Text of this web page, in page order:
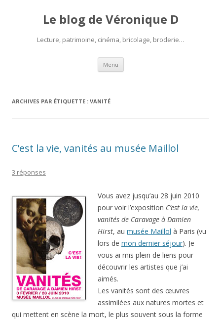
Le blog de Véronique D
Lecture, patrimoine, cinéma, bricolage, broderie…
Menu Aller
contenu
ARCHIVES PAR ÉTIQUETTE : VANITÉ
C’est la vie, vanités au musée Maillol
3 réponses
Vous avez jusqu’au 28 juin 2010
pour voir l’exposition C’est la vie,
vanités de Caravage à Damien
Hirst, au musée Maillol à Paris (vu
lors de mon dernier séjour). Je
vous ai mis plein de liens pour
découvrir les artistes que j’ai
aimés.
Les vanités sont des œuvres
assimilées aux natures mortes et
qui mettent en scène la mort, le plus souvent sous la forme